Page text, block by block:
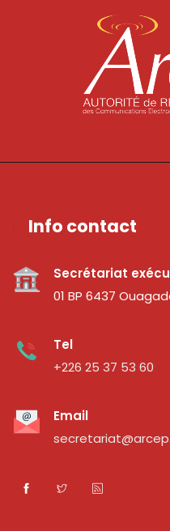
Info contact
Secrétariat
01 BP 6437
Tel
+226 25 37 53 60
Email